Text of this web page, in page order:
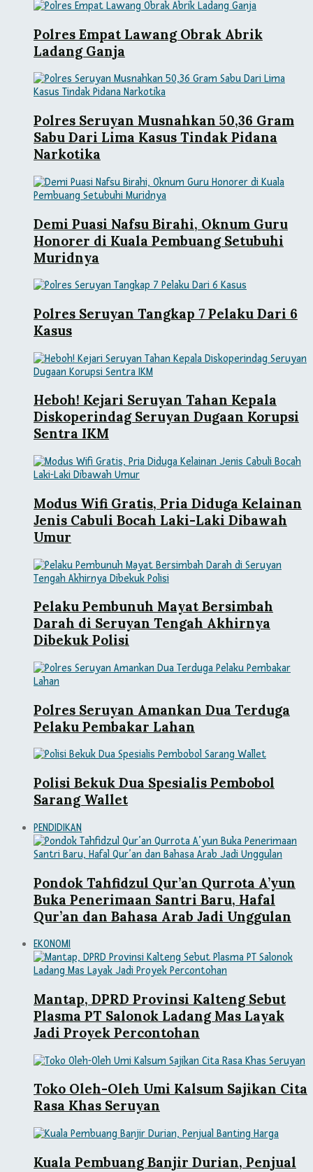
Polres Empat Lawang Obrak Abrik
Ladang Ganja
Polres Seruyan Musnahkan 50,36 Gram
Sabu Dari Lima Kasus Tindak Pidana
Narkotika
Demi Puasi Nafsu Birahi, Oknum Guru
Honorer di Kuala Pembuang Setubuhi
Muridnya
Polres Seruyan Tangkap 7 Pelaku Dari 6
Kasus
Heboh! Kejari Seruyan Tahan Kepala
Diskoperindag Seruyan Dugaan Korupsi
Sentra IKM
Modus Wifi Gratis, Pria Diduga Kelainan
Jenis Cabuli Bocah Laki-Laki Dibawah
Umur
Pelaku Pembunuh Mayat Bersimbah
Darah di Seruyan Tengah Akhirnya
Dibekuk Polisi
Polres Seruyan Amankan Dua Terduga
Pelaku Pembakar Lahan
Polisi Bekuk Dua Spesialis Pembobol
Sarang Wallet
PENDIDIKAN
Pondok Tahfidzul Qur’an Qurrota A’yun
Buka Penerimaan Santri Baru, Hafal
Qur’an dan Bahasa Arab Jadi Unggulan
EKONOMI
Mantap, DPRD Provinsi Kalteng Sebut
Plasma PT Salonok Ladang Mas Layak
Jadi Proyek Percontohan
Toko Oleh-Oleh Umi Kalsum Sajikan Cita
Rasa Khas Seruyan
Kuala Pembuang Banjir Durian, Penjual